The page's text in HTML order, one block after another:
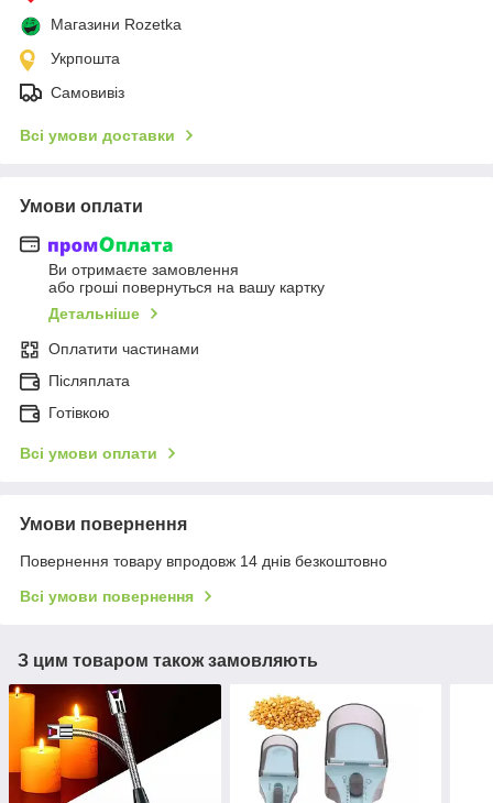
Магазини Rozetka
Укрпошта
Самовивіз
Всі умови доставки
Умови оплати
Ви отримаєте замовлення
або гроші повернуться на вашу картку
Детальніше
Оплатити частинами
Післяплата
Готівкою
Всі умови оплати
Умови повернення
Повернення товару впродовж 14 днів безкоштовно
Всі умови повернення
З цим товаром також замовляють